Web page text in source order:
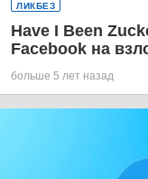
ЛИКБЕЗ
Have I Been
Facebook на
больше 5 лет назад